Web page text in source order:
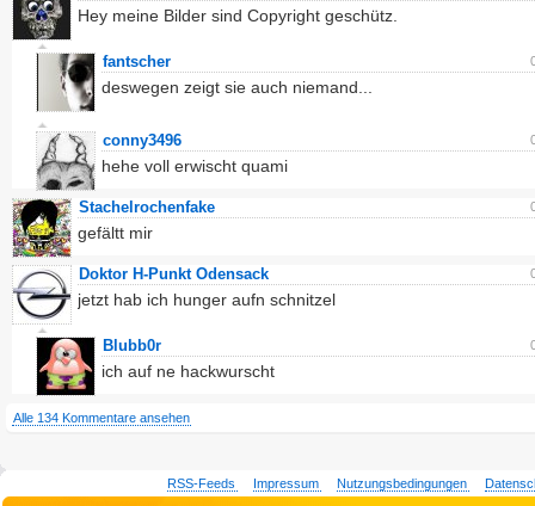
Hey meine Bilder sind Copyright geschütz.
fantscher
deswegen zeigt sie auch niemand...
conny3496
hehe voll erwischt quami
Stachelrochenfake
gefältt mir
Doktor H-Punkt Odensack
jetzt hab ich hunger aufn schnitzel
Blubb0r
ich auf ne hackwurscht
Alle 134 Kommentare ansehen
RSS-Feeds Impressum Nutzungsbedingungen